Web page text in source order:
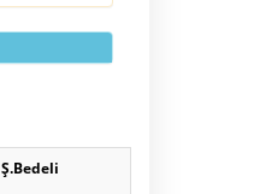
Ş.Bedeli